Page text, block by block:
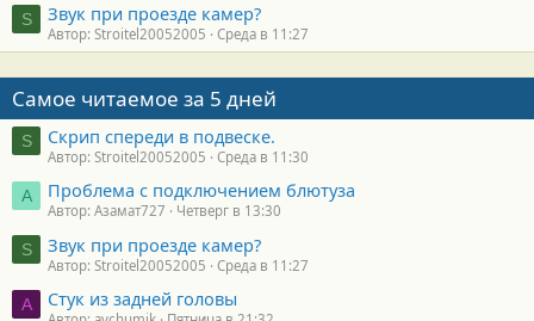
S Звук при проезде камер?
Автор: Stroitel20052005 Среда в 11:27
Самое читаемое за 5 дней
S Скрип спереди в подвеске.
Автор: Stroitel20052005 Среда в 11:30
А Проблема с подключением блютуза
Автор: Азамат727 Четверг в 13:30
S Звук при проезде камер?
Автор: Stroitel20052005 Среда в 11:27
A Стук из задней головы